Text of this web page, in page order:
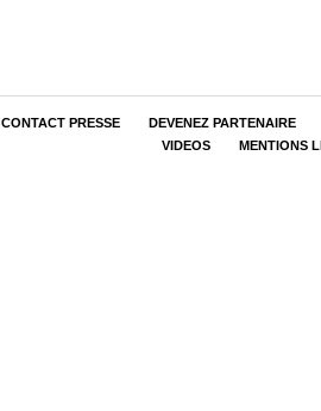
CONTACT PRESSE
DEVENEZ PARTENAIRE
VIDEOS
MENTIONS